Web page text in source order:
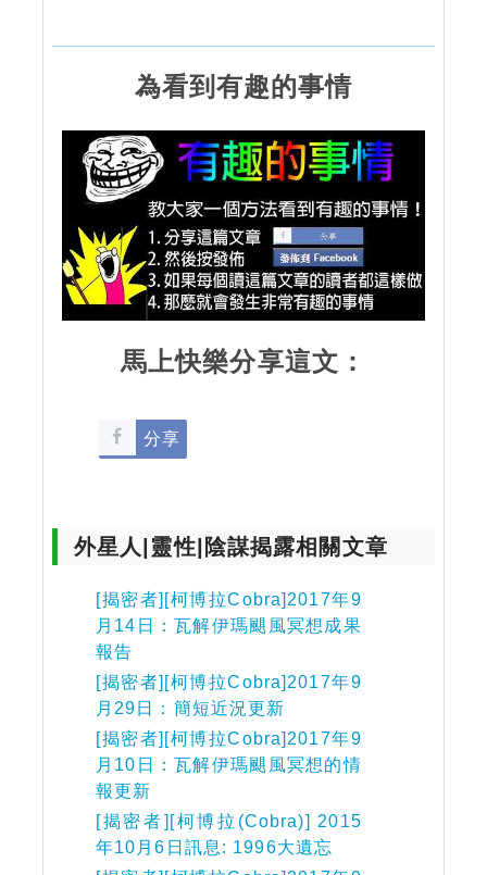
為看到有趣的事情
馬上快樂分享這文：
分享
外星人|靈性|陰謀揭露相關文章
[揭密者][柯博拉Cobra]2017年9
月14日：瓦解伊瑪颶風冥想成果
報告
[揭密者][柯博拉Cobra]2017年9
月29日：簡短近況更新
[揭密者][柯博拉Cobra]2017年9
月10日：瓦解伊瑪颶風冥想的情
報更新
[揭密者][柯博拉(Cobra)] 2015
年10月6日訊息: 1996大遺忘